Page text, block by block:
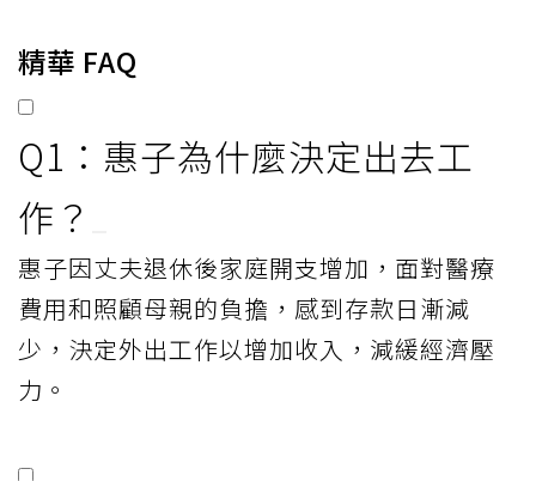
精華 FAQ
Q1：惠子為什麼決定出去工
作？
惠子因丈夫退休後家庭開支增加，面對醫療
費用和照顧母親的負擔，感到存款日漸減
少，決定外出工作以增加收入，減緩經濟壓
力。